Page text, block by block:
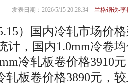
发表日期：2026/5/15 20:28:34兰格钢铁-李
）国内冷轧市场价格
计，国内1.0mm冷卷
冷轧板卷价格3910
轧板卷价格3890元，